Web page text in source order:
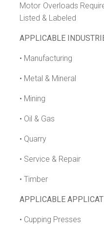
Motor Overloads
Listed & Labeled
APPLICABLE
• Manufacturing
• Metal & Mineral
• Mining
• Oil & Gas
• Quarry
• Service & Repair
• Timber
APPLICABLE
• Cupping Presses